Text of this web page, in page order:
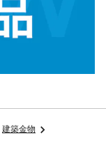
建築金物